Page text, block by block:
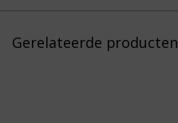
Gerelateerde producten